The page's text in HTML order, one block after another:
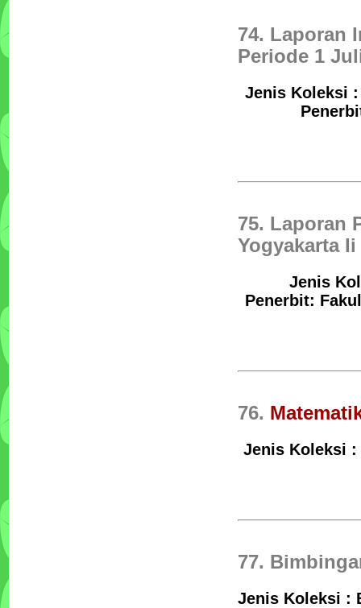
74. Laporan
Periode 1
Jenis Koleksi
75. Laporan
Yogyakarta Ii
Jenis
Penerbit:
76.
Jenis Koleksi :
77.
Jenis Koleksi :